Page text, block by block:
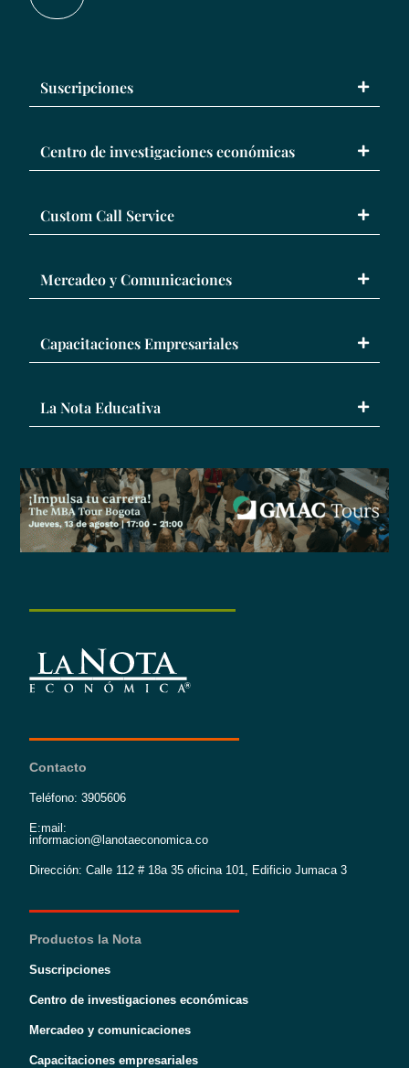
Suscripciones
Centro de investigaciones económicas
Custom Call Service
Mercadeo y Comunicaciones
Capacitaciones Empresariales
La Nota Educativa
Contacto
Teléfono: 3905606
E:mail:
informacion@lanotaeconomica.co
Dirección: Calle 112 # 18a 35 oficina 101, Edificio Jumaca 3
Productos la Nota
Suscripciones
Centro de investigaciones económicas
Mercadeo y comunicaciones
Capacitaciones empresariales